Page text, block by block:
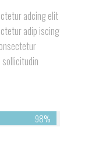
adcing elit
adip iscing
98%